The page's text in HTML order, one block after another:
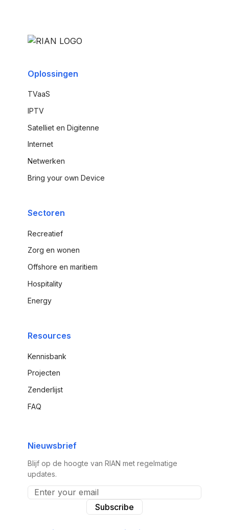
Oplossingen
TVaaS
IPTV
Satelliet en Digitenne
Internet
Netwerken
Bring your own Device
Sectoren
Recreatief
Zorg en wonen
Offshore en maritiem
Hospitality
Energy
Resources
Kennisbank
Projecten
Zenderlijst
FAQ
Nieuwsbrief
Blijf op de hoogte van RIAN met regelmatige
updates.